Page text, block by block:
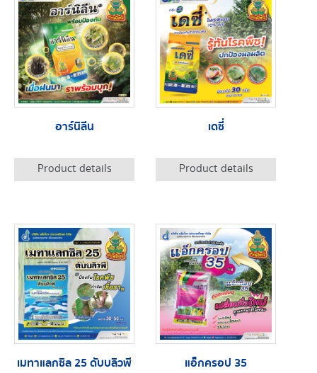
อาร์นิลีน
Product details
เดซี่
Product details
เมทาแลกซิล 25 ดับบลิวพี แอ็กครอป 35